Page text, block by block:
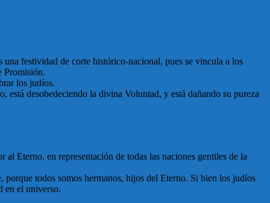
festividad de corte histórico-nacional, pues se vincula a los
Promisión.
los judíos.
desobedeciendo la divina Voluntad, y está dañando su pureza
Eterno, en representación de todas las naciones gentiles de la
porque todos somos hermanos, hijos del Eterno. Si bien los judíos
en el universo.